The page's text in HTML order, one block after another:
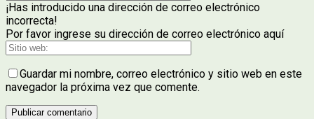
¡Has introducido una dirección de correo electrónico
incorrecta!
Por favor ingrese su dirección de correo electrónico aquí
Guardar mi nombre, correo electrónico y sitio web en este
navegador la próxima vez que comente.